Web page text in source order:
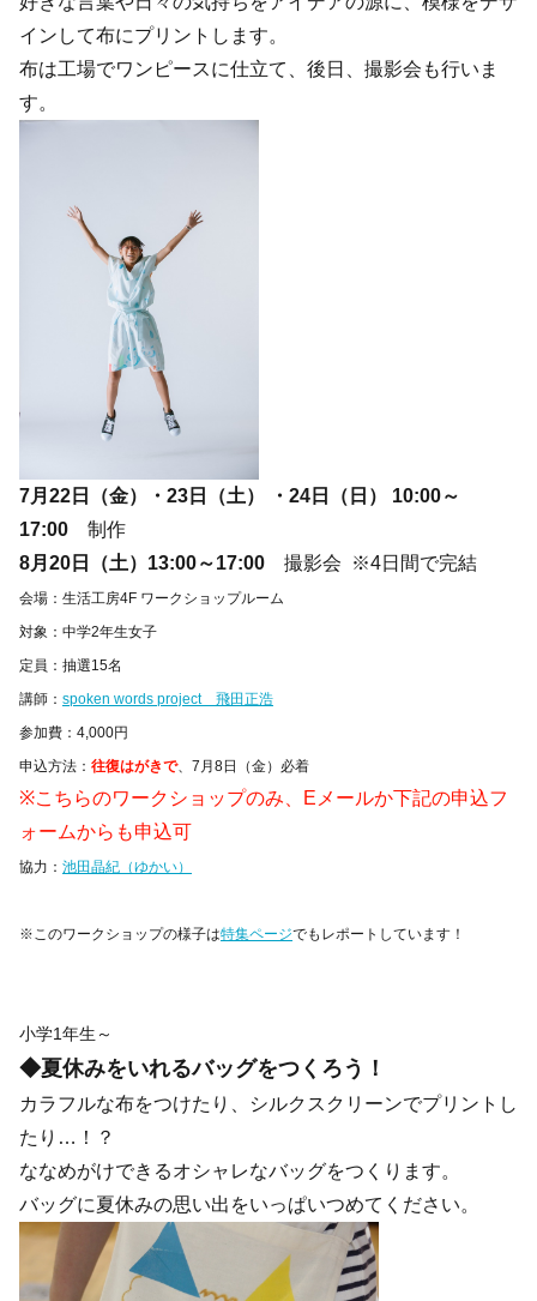
インして布にプリントします。
布は工場でワンピースに仕立て、後日、撮影会も行いま
す。
7月22日（金）・23日（土） ・24日（日） 10:00～
17:00 制作
8月20日（土）13:00～17:00 撮影会 ※4日間で完結
会場：生活工房4F ワークショップルーム
対象：中学2年生女子
定員：抽選15名
講師： spoken words project 飛田正浩
参加費：4,000円
申込方法： 往復はがきで、 7月8日（金）必着
※こちらのワークショップのみ、Eメールか下記の申込フ
ォームからも申込可
協力： 池田晶紀（ゆかい）
※このワークショップの様子は特集ページでもレポートしています！
小学1年生～
◆夏休みをいれるバッグをつくろう！
カラフルな布をつけたり、シルクスクリーンでプリントし
たり…！？
ななめがけできるオシャレなバッグをつくります。
バッグに夏休みの思い出をいっぱいつめてください。